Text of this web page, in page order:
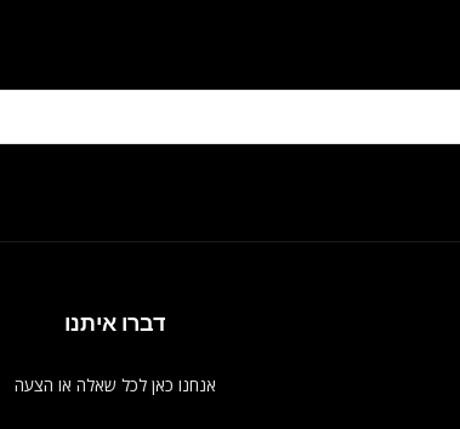
דברו איתנו
אנחנו כאן לכל שאלה או הצעה